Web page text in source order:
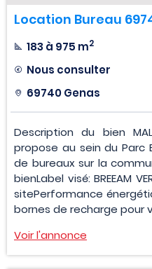
Location Bureau
183 à 975 m2
Nous consulter
69740 Genas
Description du bien
propose au sein du Parc
de bureaux sur la
bienLabel visé: BREEAM
sitePerformance
bornes de recharge pour
Voir l'annonce